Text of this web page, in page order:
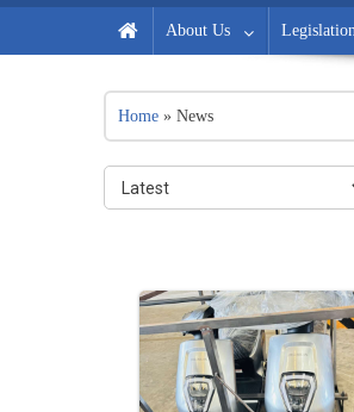
About Us
Home » News